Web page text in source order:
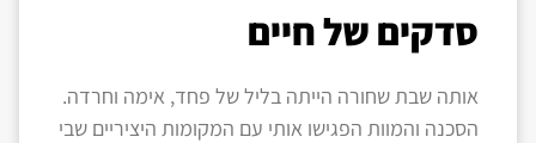
סדקים של חיים
אותה שבת שחורה הייתה בליל של פחד, אימה וחרדה.
הסכנה והמוות הפגישו אותי עם המקומות היציריים שבי